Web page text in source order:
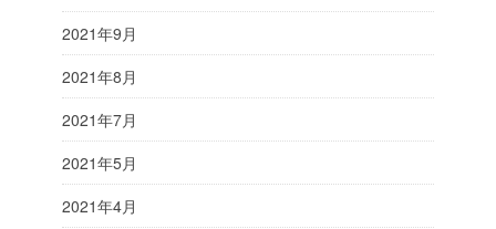
2021年9月
2021年8月
2021年7月
2021年5月
2021年4月